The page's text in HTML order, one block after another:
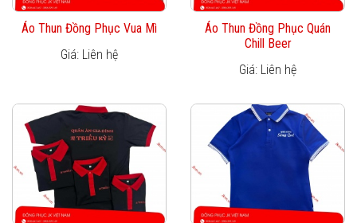
Áo Thun Đồng Phục Vua Mì
Giá: Liên hệ
Áo Thun Đồng Phục Quán
Chill Beer
Giá: Liên hệ